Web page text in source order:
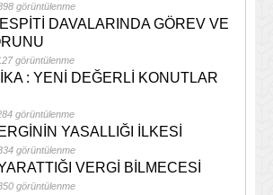
görüntülenme
DAVALARINDA GÖREV VE
görüntülenme
: YENİ DEĞERLİ KONUTLAR
görüntülenme
YASALLIĞI İLKESİ
görüntülenme
VERGİ BİLMECESİ
görüntülenme